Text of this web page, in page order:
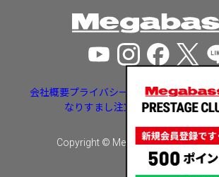
会社概要プライバシーポリシー特定商取
なりすまし注文・いたずら注文等
Copyright © Megabass inc. All rights